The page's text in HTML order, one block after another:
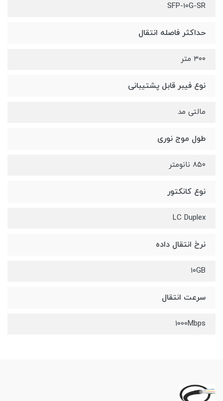
SFP-10G-SR
حداکثر فاصله انتقال
۳۰۰ متر
نوع فیبر قابل پشتیبانی
مالتی مد
طول موج نوری
۸۵۰ نانومتر
نوع کانکتور
LC Duplex
نرخ انتقال داده
۱۰GB
سرعت انتقال
1000Mbps